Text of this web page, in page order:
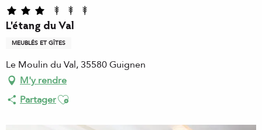
L'étang du Val
MEUBLÉS ET GÎTES
Le Moulin du Val, 35580 Guignen
M'y rendre
PartagerAjouter aux favoris